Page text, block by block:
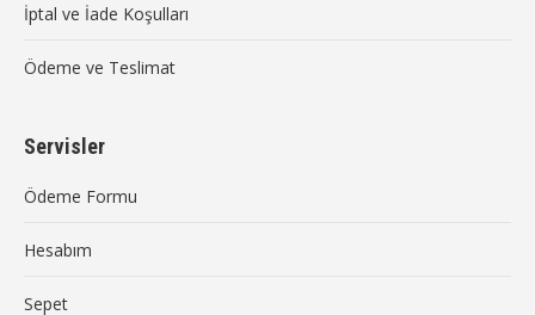
İptal ve İade Koşulları
Ödeme ve Teslimat
Servisler
Ödeme Formu
Hesabım
Sepet